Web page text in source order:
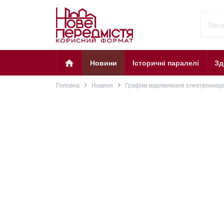
home Новини Історичні паралелі
Головна navigate_next Новини navigate_next Графіки відключення